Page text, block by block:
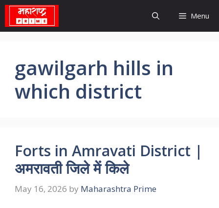
Skip
content
Menu
gawilgarh hills in
which district
Forts in Amravati District |
अमरावती जिले में किले
May 16, 2026 by Maharashtra Prime